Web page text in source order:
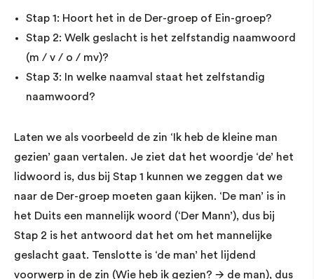
Stap 1: Hoort het in de Der-groep of Ein-groep?
Stap 2: Welk geslacht is het zelfstandig naamwoord
(m / v / o / mv)?
Stap 3: In welke naamval staat het zelfstandig
naamwoord?
Laten we als voorbeeld de zin ‘Ik heb de kleine man
gezien’ gaan vertalen. Je ziet dat het woordje ‘de’ het
lidwoord is, dus bij Stap 1 kunnen we zeggen dat we
naar de Der-groep moeten gaan kijken. ‘De man’ is in
het Duits een mannelijk woord (‘Der Mann’), dus bij
Stap 2 is het antwoord dat het om het mannelijke
geslacht gaat. Tenslotte is ‘de man’ het lijdend
voorwerp in de zin (Wie heb ik gezien? 🡪 de man), dus